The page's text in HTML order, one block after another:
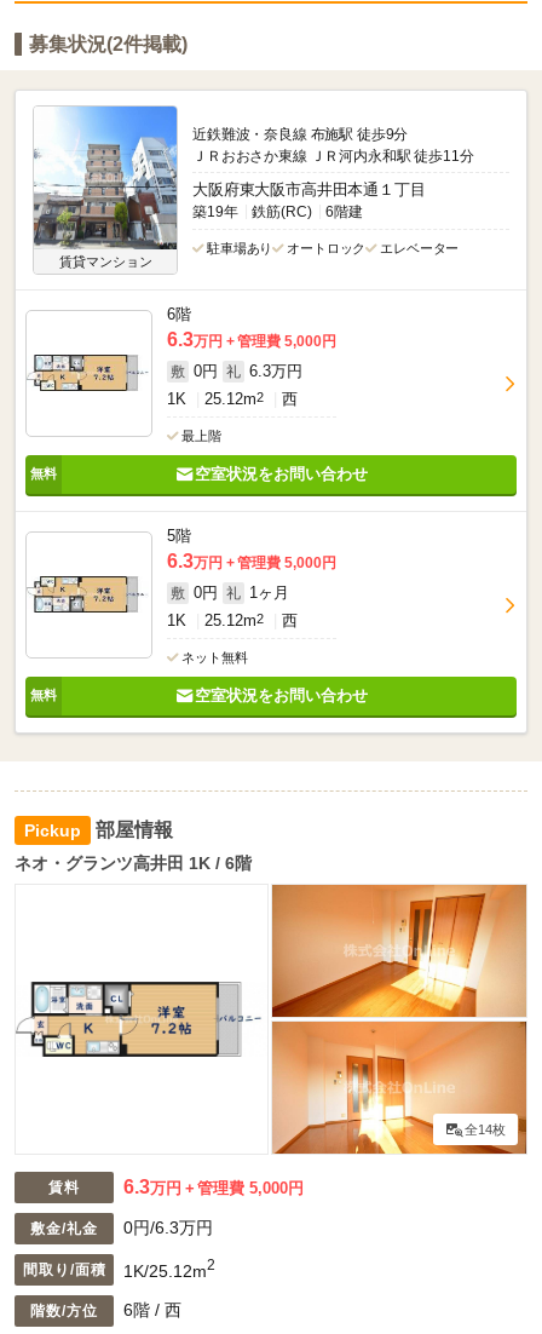
募集状況(2件掲載)
賃貸マンション
近鉄難波・奈良線 布施駅 徒歩9分
ＪＲおおさか東線 ＪＲ河内永和駅 徒歩11分
大阪府東大阪市高井田本通１丁目
築19年 鉄筋(RC) 6階建
駐車場あり オートロック エレベーター
6階
6.3万円
管理費 5,000円
敷 0円 礼 6.3万円
1K
25.12m2 西
最上階
空室状況をお問い合わせ
5階
6.3万円
管理費 5,000円
敷 0円 礼 1ヶ月
1K
25.12m2 西
ネット無料
空室状況をお問い合わせ
部屋情報
ネオ・グランツ高井田 1K / 6階
全14枚
賃料 6.3万円 管理費 5,000円
敷金/礼金 0円/6.3万円
間取り/面積 1K/25.12m2
階数/方位 6階 / 西